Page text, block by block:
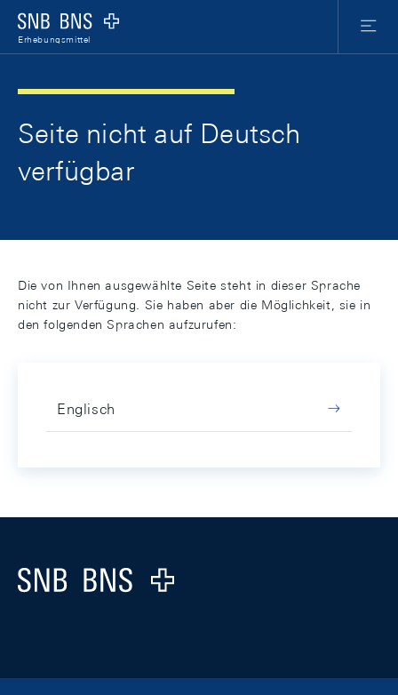
Logo
Erhebungsmittel
Menu
Seite nicht auf Deutsch
verfügbar
Die von Ihnen ausgewählte Seite steht in dieser Sprache
nicht zur Verfügung. Sie haben aber die Möglichkeit, sie in
den folgenden Sprachen aufzurufen:
Englisch
Logo